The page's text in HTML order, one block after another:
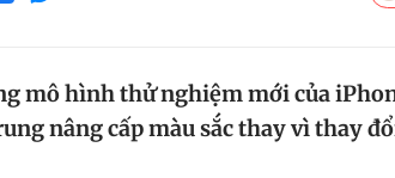
mô hình thử nghiệm mới của
nâng cấp màu sắc thay vì thay